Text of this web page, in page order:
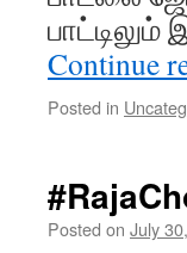
Continue
Posted in
Posted on July